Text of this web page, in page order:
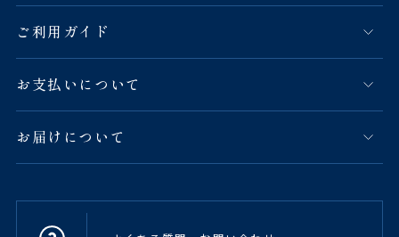
ご利用ガイド
お支払いについて
お届けについて